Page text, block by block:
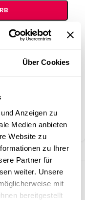
Über Cookies
Anzeigen zu
Medien anbieten
Website zu
zu Ihrer
Partner für
weiter. Unsere
mit
bereitgestellt